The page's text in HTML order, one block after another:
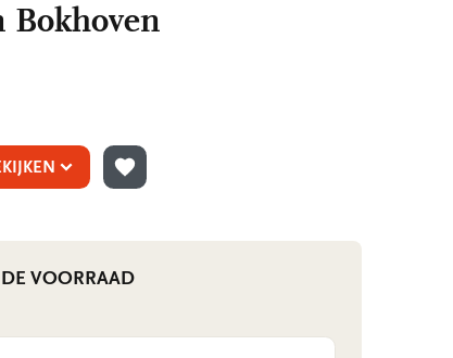
Bokhoven
TOEVOEGEN AAN VERLANGLIJST
VOORRAAD